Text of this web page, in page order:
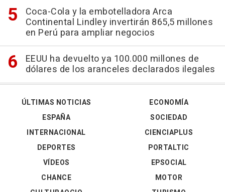
Coca-Cola y la embotelladora Arca
Continental Lindley invertirán 865,5 millones
en Perú para ampliar negocios
EEUU ha devuelto ya 100.000 millones de
dólares de los aranceles declarados ilegales
ÚLTIMAS NOTICIAS
ESPAÑA
INTERNACIONAL
DEPORTES
VÍDEOS
ECONOMÍA
SOCIEDAD
CIENCIAPLUS
PORTALTIC
EPSOCIAL
CHANCE
MOTOR